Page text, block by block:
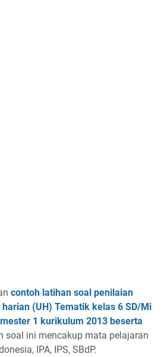
contoh latihan soal penilaian
(UH) Tematik kelas 6 SD/Mi
1 kurikulum 2013 beserta
soal ini mencakup mata pelajaran
IPA, IPS, SBdP.